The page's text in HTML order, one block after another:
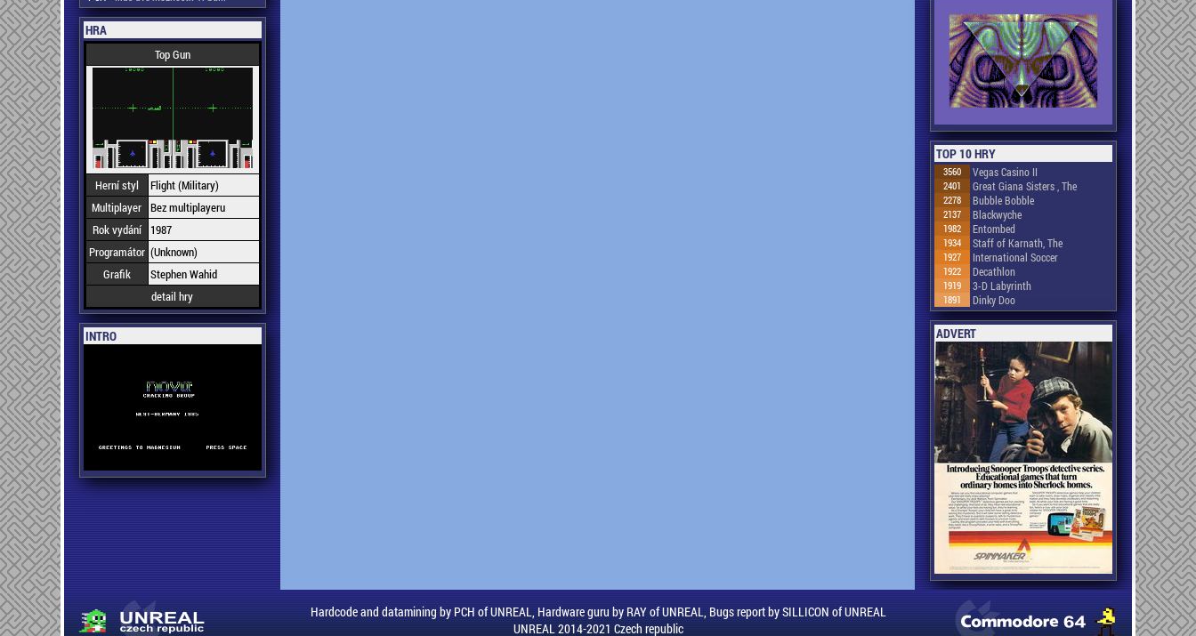
HRA
Top Gun
Herní styl
Flight (Military)
Multiplayer Bez multiplayeru
Rok vydání
1987
Programátor (Unknown)
Grafik
Stephen Wahid
detail hry
INTRO
TOP 10 HRY
3560 Vegas Casino II
2401 Great Giana Sisters , The
2278 Bubble Bobble
2137 Blackwyche
1982 Entombed
1934 Staff of Karnath, The
1927 International Soccer
1922 Decathlon
1919 3-D Labyrinth
1891 Dinky Doo
ADVERT
Hardcode and datamining by PCH of UNREAL, Hardware guru by RAY of UNREAL, Bugs report by SILLICON of UNREAL
UNREAL 2014-2021 Czech republic